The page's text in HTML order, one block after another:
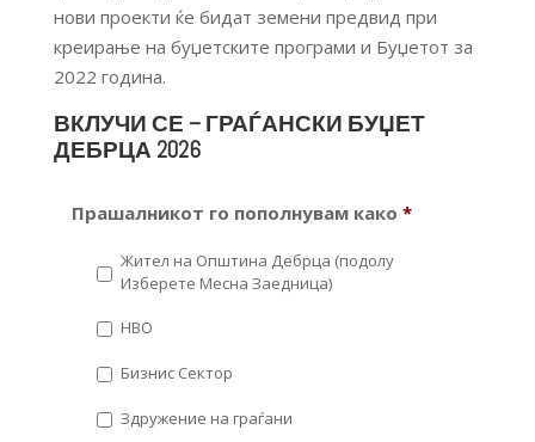
нови проекти ќе бидат земени предвид при
креирање на буџетските програми и Буџетот за
2022 година.
ВКЛУЧИ СЕ – ГРАЃАНСКИ БУЏЕТ
ДЕБРЦА 2026
Прашалникот го пополнувам како *
Жител на Општина Дебрца (подолу
Изберете Месна Заедница)
НВО
Бизнис Сектор
Здружение на граѓани